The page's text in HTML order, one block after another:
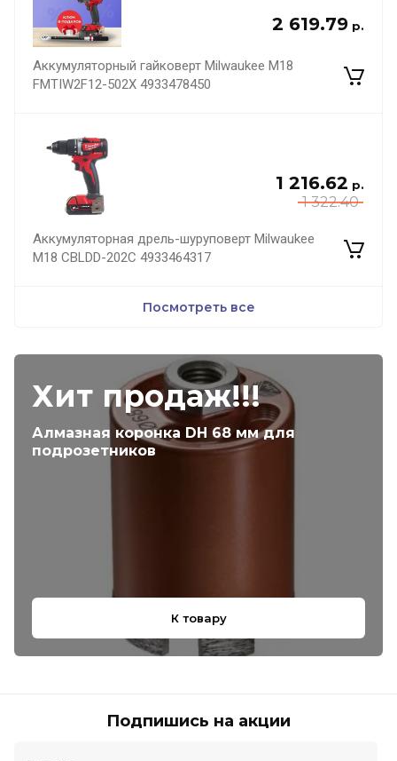
2 619.79 р.
Аккумуляторный гайковерт Milwaukee M18
FMTIW2F12-502X 4933478450
1 322.40
1 216.62 р.
Аккумуляторная дрель-шуруповерт Milwaukee
M18 CBLDD-202C 4933464317
Посмотреть все
Хит продаж!!!
Алмазная коронка DH 68 мм для
подрозетников
К товару
Подпишись на акции